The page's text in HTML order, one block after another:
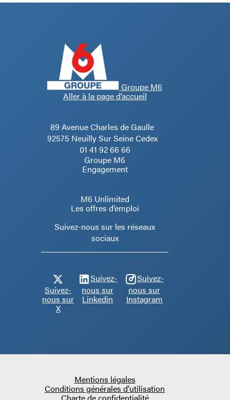
Groupe M6
Aller à la page d’accueil
89 Avenue Charles de Gaulle
92575 Neuilly Sur Seine Cedex
01 41 92 66 66
Groupe M6
Engagement
M6 Unlimited
Les offres d’emploi
Suivez-nous sur les réseaux
sociaux
Suivez-
nous sur
X
Suivez-
nous sur
Linkedin
Suivez-
nous sur
Instagram
Mentions légales
Conditions générales d’utilisation